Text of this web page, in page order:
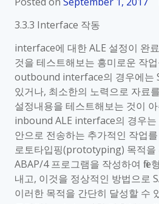
3.3.3 Interface 작동
interface에 대한 ALE 설정이 완
것을 테스트해보는 흥미로운 작
outbound interface의 경우에는
있거나, 최소한의 노력으로 자료
설정내용을 테스트해보는 것이
inbound ALE interface의 경우는
안으로 전송하는 추가적인 작업
로토타입핑(prototyping) 목적을
ABAP/4 프로그램을 작성하여 file
내고, 이것을 정상적인 방법으로
이러한 목적을 간단히 달성할 수